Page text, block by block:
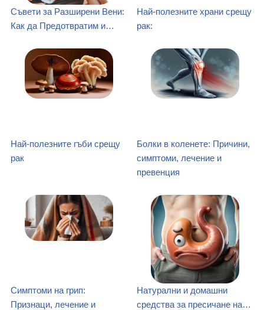
Съвети за Разширени Вени:
Как да Предотвратим и…
Най-полезните храни срещу
рак:
Най-полезните гъби срещу
рак
Болки в коленете: Причини,
симптоми, лечение и
превенция
Симптоми на грип:
Признаци, лечение и
Натурални и домашни
средства за пресичане на…